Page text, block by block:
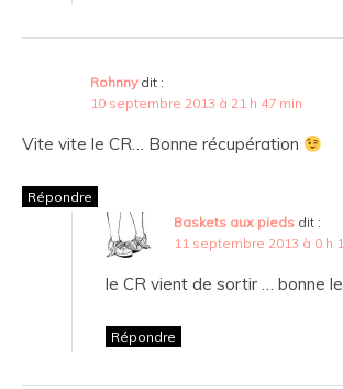
Rohnny dit :
10 septembre 2013 à 21 h 47 min
Vite vite le CR… Bonne récupération
Répondre
Baskets aux pieds dit :
11 septembre 2013 à 0 h
le CR vient de sortir … bonne
Répondre